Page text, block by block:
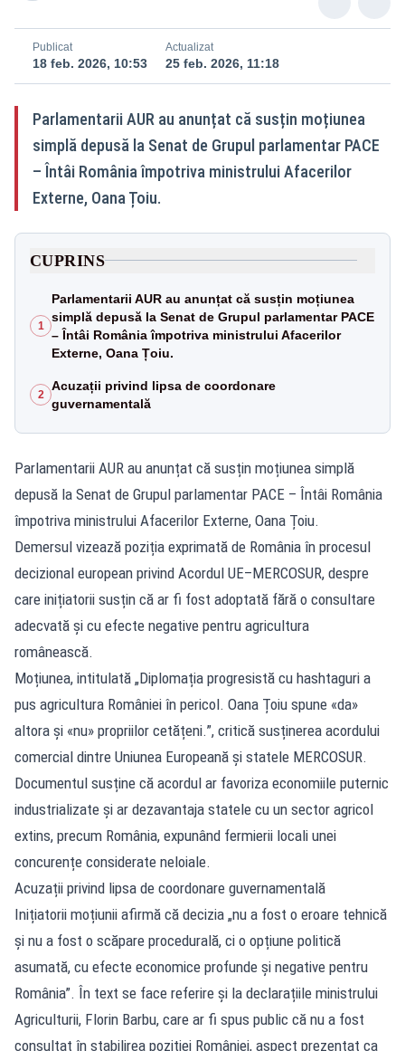
Publicat
18 feb. 2026, 10:53
Actualizat
25 feb. 2026, 11:18
Parlamentarii AUR au anunțat că susțin moțiunea
simplă depusă la Senat de Grupul parlamentar PACE
– Întâi România împotriva ministrului Afacerilor
Externe, Oana Țoiu.
CUPRINS
1
Parlamentarii AUR au anunțat că susțin moțiunea
simplă depusă la Senat de Grupul parlamentar PACE
– Întâi România împotriva ministrului Afacerilor
Externe, Oana Țoiu.
2
Acuzații privind lipsa de coordonare
guvernamentală
Parlamentarii AUR au anunțat că susțin moțiunea simplă
depusă la Senat de Grupul parlamentar PACE – Întâi România
împotriva ministrului Afacerilor Externe, Oana Țoiu.
Demersul vizează poziția exprimată de România în procesul
decizional european privind Acordul UE–MERCOSUR, despre
care inițiatorii susțin că ar fi fost adoptată fără o consultare
adecvată și cu efecte negative pentru agricultura
românească.
Moțiunea, intitulată „Diplomația progresistă cu hashtaguri a
pus agricultura României în pericol. Oana Țoiu spune «da»
altora și «nu» propriilor cetățeni.”, critică susținerea acordului
comercial dintre Uniunea Europeană și statele MERCOSUR.
Documentul susține că acordul ar favoriza economiile puternic
industrializate și ar dezavantaja statele cu un sector agricol
extins, precum România, expunând fermierii locali unei
concurențe considerate neloiale.
Acuzații privind lipsa de coordonare guvernamentală
Inițiatorii moțiunii afirmă că decizia „nu a fost o eroare tehnică
și nu a fost o scăpare procedurală, ci o opțiune politică
asumată, cu efecte economice profunde și negative pentru
România”. În text se face referire și la declarațiile ministrului
Agriculturii, Florin Barbu, care ar fi spus public că nu a fost
consultat în stabilirea poziției României, aspect prezentat ca